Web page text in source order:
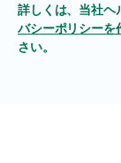
詳しくは、当社ヘ
バシーポリシーを
さい。